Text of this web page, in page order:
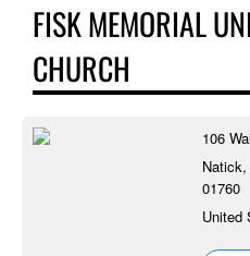
FISK MEMORIAL
CHURCH
106
01760
United